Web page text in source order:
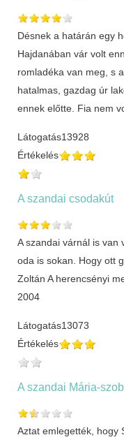
Désnek a határán egy
Hajdanában vár volt
romladéka van meg, s
hatalmas, gazdag úr
ennek előtte. Fia nem
Látogatás13928
Értékelés
A szandai csodakút
A szandai várnál is van
oda is sokan. Hogy ott
Zoltán A herencsényi
2004
Látogatás13073
Értékelés
A szandai Mária-
Aztat emlegették, hogy